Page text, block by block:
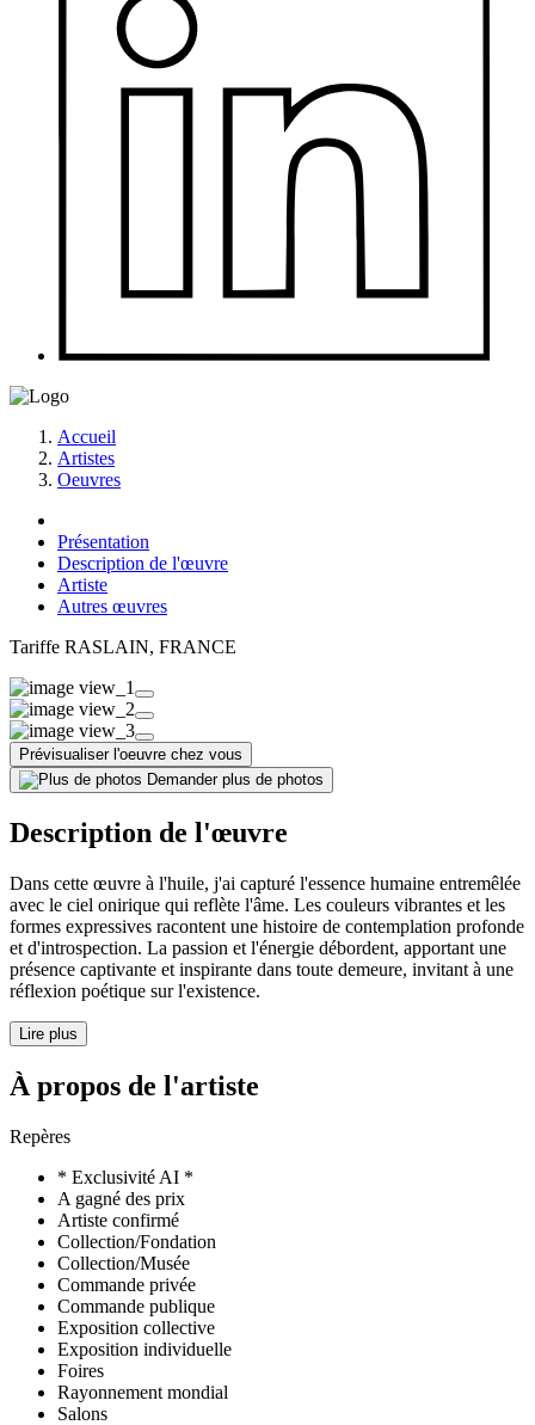
Accueil
Artistes
Oeuvres
Présentation
Description de l'œuvre
Artiste
Autres œuvres
Tariffe RASLAIN, FRANCE
Prévisualiser l'oeuvre chez vous
Demander plus de photos
Description de l'œuvre
Dans cette œuvre à l'huile, j'ai capturé l'essence humaine entremêlée
avec le ciel onirique qui reflète l'âme. Les couleurs vibrantes et les
formes expressives racontent une histoire de contemplation profonde
et d'introspection. La passion et l'énergie débordent, apportant une
présence captivante et inspirante dans toute demeure, invitant à une
réflexion poétique sur l'existence.
Lire plus
À propos de l'artiste
Repères
* Exclusivité AI *
A gagné des prix
Artiste confirmé
Collection/Fondation
Collection/Musée
Commande privée
Commande publique
Exposition collective
Exposition individuelle
Foires
Rayonnement mondial
Salons